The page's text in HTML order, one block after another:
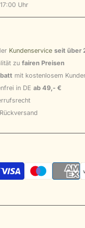
Uhr
Kundenservice seit über
zu fairen Preisen
mit kostenlosem
in DE ab 49,- €